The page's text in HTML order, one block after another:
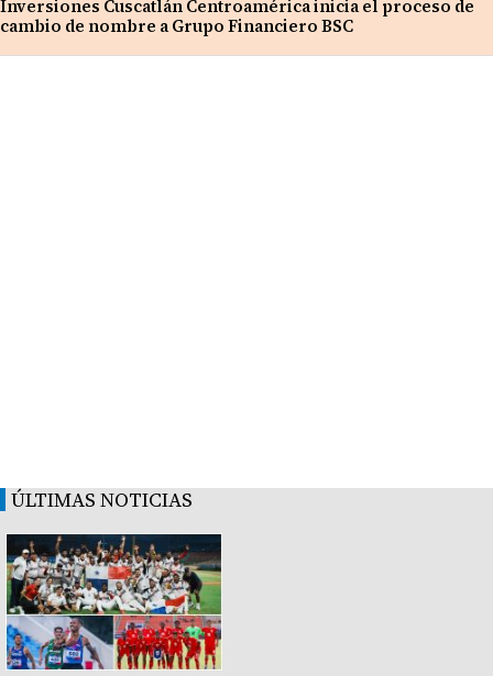
Inversiones Cuscatlán Centroamérica inicia el proceso de
cambio de nombre a Grupo Financiero BSC
ÚLTIMAS NOTICIAS